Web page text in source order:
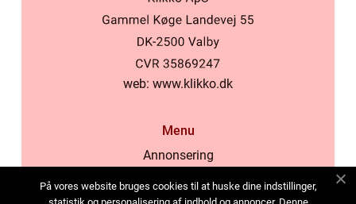
web: www.klikko.dk
Menu
Annonsering
Cookies
På vores website bruges cookies til at huske dine indstillinger,